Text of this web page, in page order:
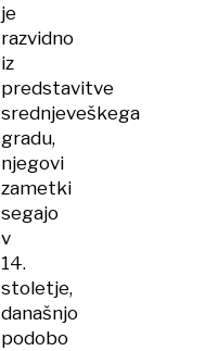
je
razvidno
iz
predstavitve
srednjeveškega
gradu,
njegovi
zametki
segajo
v
14.
stoletje,
današnjo
podobo